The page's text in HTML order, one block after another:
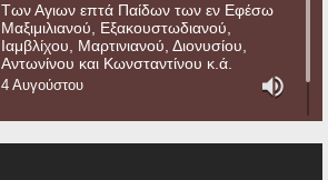
Των Αγιων επτά Παίδων των εν Εφέσω
Μαξιμιλιανού, Εξακουστωδιανού,
Ιαμβλίχου, Μαρτινιανού, Διονυσίου,
Αντωνίνου και Κωνσταντίνου κ.ά.
4 Αυγούστου